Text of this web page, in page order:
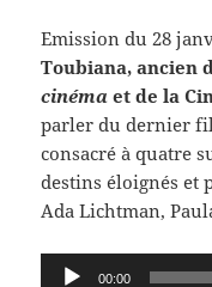
Emission du 28
Toubiana, ancien
cinéma et de la
parler du dernier
consacré à quatre
destins éloignés et
Ada Lichtman,
Lecteur 00:00